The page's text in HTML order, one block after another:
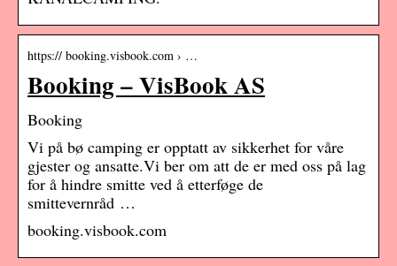
https:// booking.visbook.com › …
Booking – VisBook AS
Booking
Vi på bø camping er opptatt av sikkerhet for våre
gjester og ansatte.Vi ber om att de er med oss på lag
for å hindre smitte ved å etterføge de
smittevernråd …
booking.visbook.com